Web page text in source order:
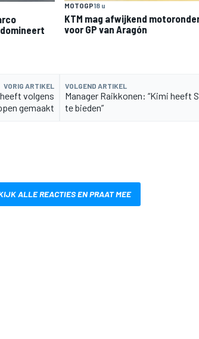
MOTOGP18 u
KTM mag afwijkend
voor GP van Aragón
VORIG ARTIKEL
volgens
gemaakt
VOLGEND ARTIKEL
Manager Raikkonen: “Kimi heeft
te bieden”
ALLE REACTIES EN PRAAT MEE